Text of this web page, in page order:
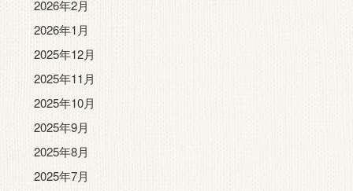
2026年2月
2026年1月
2025年12月
2025年11月
2025年10月
2025年9月
2025年8月
2025年7月